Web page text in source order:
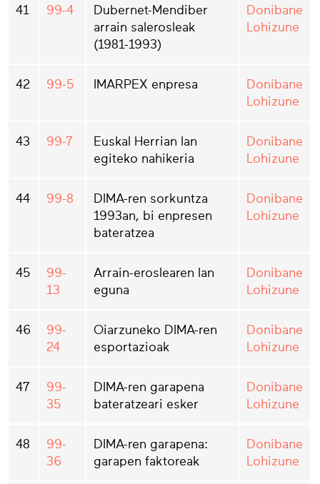
41 99-4
Dubernet-Mendiber
arrain salerosleak
(1981-1993)
Donibane
Lohizune
42 99-5 IMARPEX enpresa
Donibane
Lohizune
43 99-7
Euskal Herrian lan
egiteko nahikeria
Donibane
Lohizune
44 99-8
DIMA-ren sorkuntza
1993an, bi enpresen
bateratzea
Donibane
Lohizune
45
99-
13
Arrain-eroslearen lan
eguna
Donibane
Lohizune
46
99-
24
Oiarzuneko DIMA-ren
esportazioak
Donibane
Lohizune
47
99-
35
DIMA-ren garapena
bateratzeari esker
Donibane
Lohizune
48
99-
36
DIMA-ren garapena:
garapen faktoreak
Donibane
Lohizune